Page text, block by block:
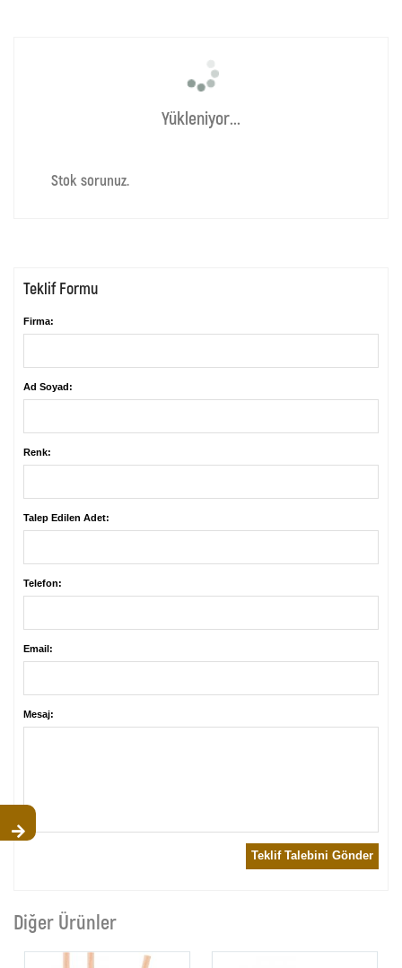
Yükleniyor...
Stok sorunuz.
Teklif Formu
Firma:
Ad Soyad:
Renk:
Talep Edilen Adet:
Telefon:
Email:
Mesaj:
Teklif Talebini Gönder
Diğer Ürünler